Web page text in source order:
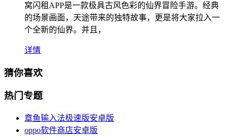
窝闪租APP是一款极具古风色彩的仙界冒险手游。经典
的场景画面，天途带来的独特故事，更是将大家拉入一
个全新的仙界。并且，
详情
猜你喜欢
热门专题
章鱼输入法极速版安卓版
oppo软件商店安卓版